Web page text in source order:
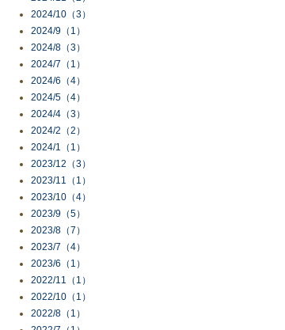
2024/10（3）
2024/9（1）
2024/8（3）
2024/7（1）
2024/6（4）
2024/5（4）
2024/4（3）
2024/2（2）
2024/1（1）
2023/12（3）
2023/11（1）
2023/10（4）
2023/9（5）
2023/8（7）
2023/7（4）
2023/6（1）
2022/11（1）
2022/10（1）
2022/8（1）